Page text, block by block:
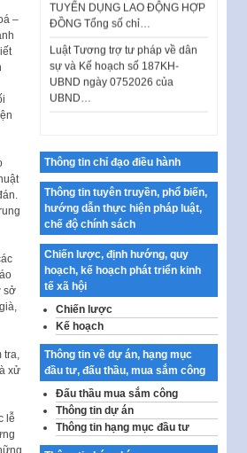
–
sở
tra,
xử
lễ
ĐỒNG Tổng số chỉ…
sự và Kế hoạch số 187KH-
UBND ngày 0752026 của
UBND…
Kế hoạch Tổ chức Cuộc thi
chính luận về bảo vệ nền tảng tư
tưởng của Đảng…
Công bố công khai dự toán kinh
phí xây dựng pháp luật, hoàn
thiện thể chế, chính…
Quy định về nghiên cứu, ứng
dụng khoa học, công nghệ, đổi
mới sáng tạo và chuyển…
Quy định chi tiết và hướng dẫn
thi hành một số điều của Luật Lý
lịch tư…
Sửa đổi, bổ sung một số nội
dung tại Nghị quyết số 30/NQ-
CP ngày 24 tháng 02…
Thông tin chỉ đạo điều hành
Thông tin tuyên truyền, phổ biến,
hướng dẫn thực hiện pháp luật,
chế độ chính sách
Chiến lược, định hướng, quy
hoạch, kế hoạch phát triển kinh
tế xã hội
Chiến lược
Kế hoạch
Thông tin về dự án, hạng mục
đầu tư, đấu thầu, mua sắm công
Đấu thầu mua sắm công
Thông tin dự án
Thông tin hạng mục đầu tư